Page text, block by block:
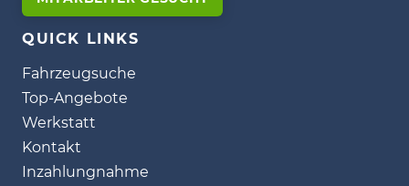
QUICK LINKS
Fahrzeugsuche
Top-Angebote
Werkstatt
Kontakt
Inzahlungnahme